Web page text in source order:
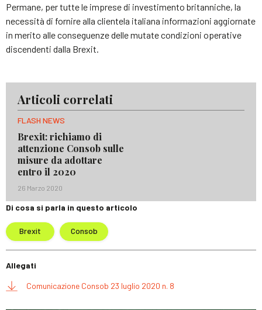
Permane, per tutte le imprese di investimento britanniche, la
necessità di fornire alla clientela italiana informazioni aggiornate
in merito alle conseguenze delle mutate condizioni operative
discendenti dalla Brexit.
Articoli correlati
FLASH NEWS
Brexit: richiamo di
attenzione Consob sulle
misure da adottare
entro il 2020
26 Marzo 2020
Di cosa si parla in questo articolo
Brexit Consob
Allegati
Comunicazione Consob 23 luglio 2020 n. 8